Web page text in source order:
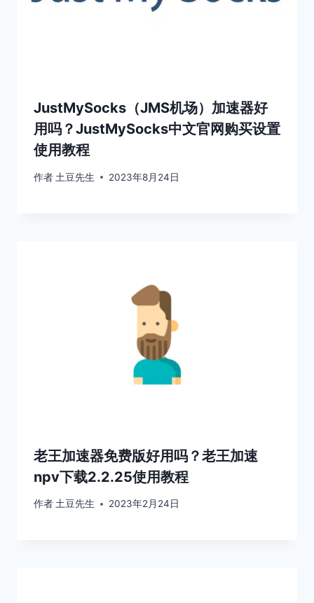
JustMySocks（JMS机场）加速器好
用吗？JustMySocks中文官网购买设置
使用教程
作者 土豆先生 2023年8月24日
老王加速器免费版好用吗？老王加速
npv下载2.2.25使用教程
作者土豆先生 2023年2月24日